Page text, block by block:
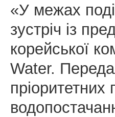
«У межах
зустріч із
корейської
Water.
пріоритетних